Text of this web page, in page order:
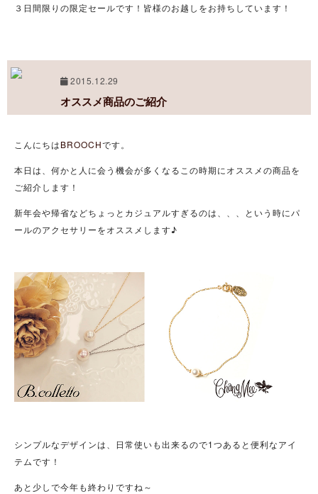
３日間限りの限定セールです！皆様のお越しをお持ちしています！
2015.12.29
オススメ商品のご紹介
こんにちはBROOCHです。
本日は、何かと人に会う機会が多くなるこの時期にオススメの商品を
ご紹介します！
新年会や帰省などちょっとカジュアルすぎるのは、、、という時にパ
ールのアクセサリーをオススメします♪
シンプルなデザインは、日常使いも出来るので1つあると便利なアイ
テムです！
あと少しで今年も終わりですね～